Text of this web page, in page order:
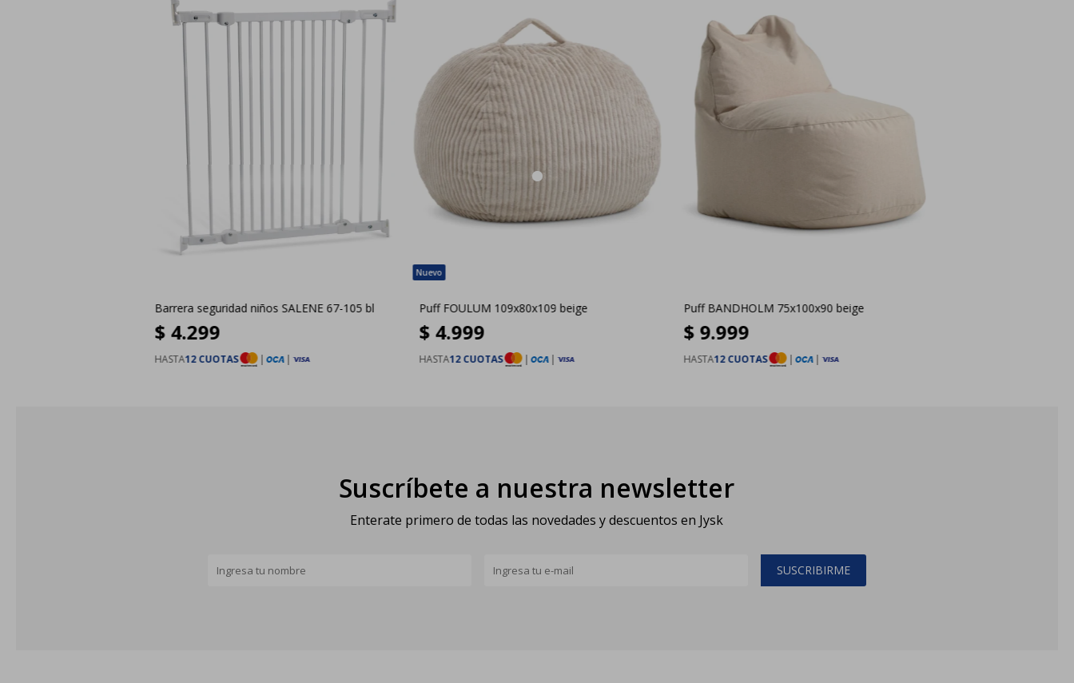
Barrera seguridad niños SALENE 67-105 bl
$ 4.299
HASTA12 CUOTAS | |
Puff FOULUM 109x80x109 beige
$ 4.999
HASTA12 CUOTAS | |
Puff BANDHOLM 75x100x90 beige
$ 9.999
HASTA12 CUOTAS | |
Suscríbete a nuestra newsletter
Enterate primero de todas las novedades y descuentos en Jysk
SUSCRIBIRME